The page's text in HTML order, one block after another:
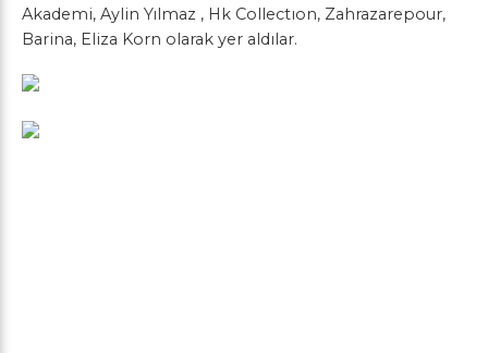
Akademi, Aylin Yılmaz , Hk Collectıon, Zahrazarepour,
Barina, Eliza Korn olarak yer aldılar.